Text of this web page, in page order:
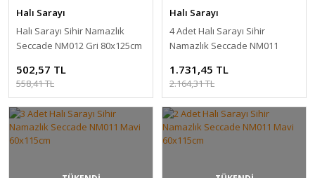
Halı Sarayı
Halı Sarayı Sihir Namazlık
Seccade NM012 Gri 80x125cm
502,57 TL
558,41 TL
Halı Sarayı
4 Adet Halı Sarayı Sihir
Namazlık Seccade NM011
1.731,45 TL
2.164,31 TL